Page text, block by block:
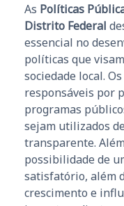
As Políticas
Distrito Federal
essencial no
políticas que
sociedade local.
responsáveis por
programas
sejam utilizados
transparente.
possibilidade de
satisfatório, além
crescimento e